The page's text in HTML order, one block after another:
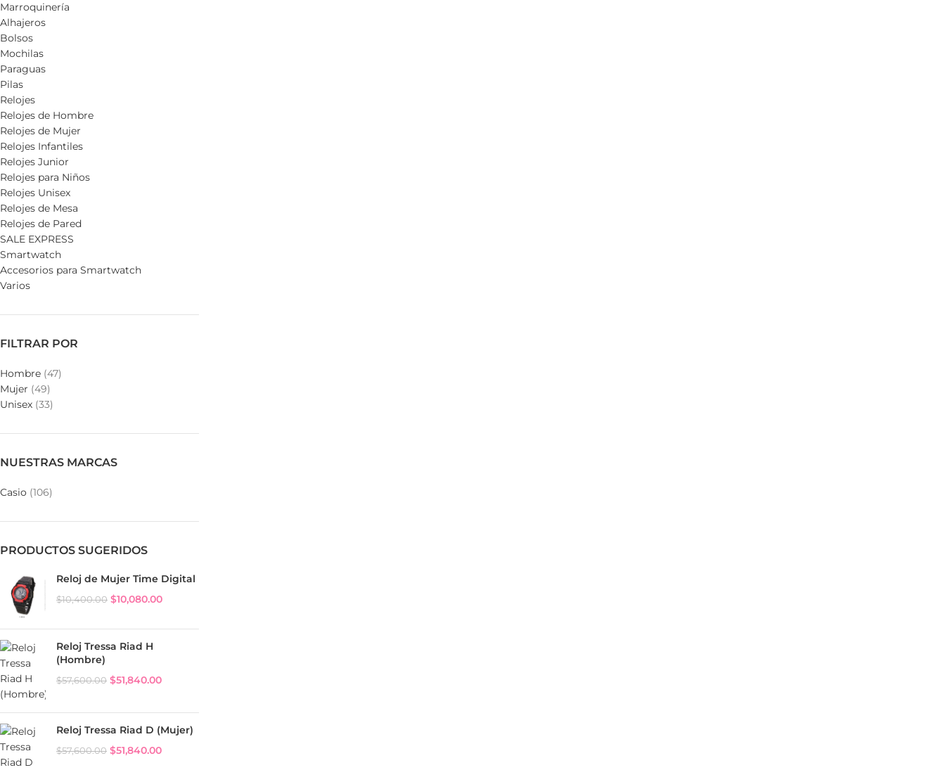
Marroquinería
Alhajeros
Bolsos
Mochilas
Paraguas
Pilas
Relojes
Relojes de Hombre
Relojes de Mujer
Relojes Infantiles
Relojes Junior
Relojes para Niños
Relojes Unisex
Relojes de Mesa
Relojes de Pared
SALE EXPRESS
Smartwatch
Accesorios para Smartwatch
Varios
FILTRAR POR
Hombre (47)
Mujer (49)
Unisex (33)
NUESTRAS MARCAS
Casio (106)
PRODUCTOS SUGERIDOS
Reloj de Mujer Time Digital
$10,400.00 $10,080.00
Reloj Tressa Riad H
(Hombre)
$57,600.00 $51,840.00
Reloj Tressa Riad D (Mujer)
$57,600.00 $51,840.00